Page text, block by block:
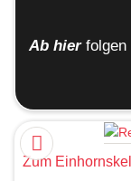
Ab hier folgen
Zum